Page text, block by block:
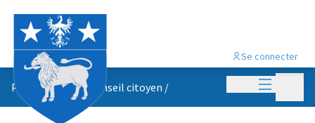
Menu
Se connecter
Propositions du conseil citoyen /